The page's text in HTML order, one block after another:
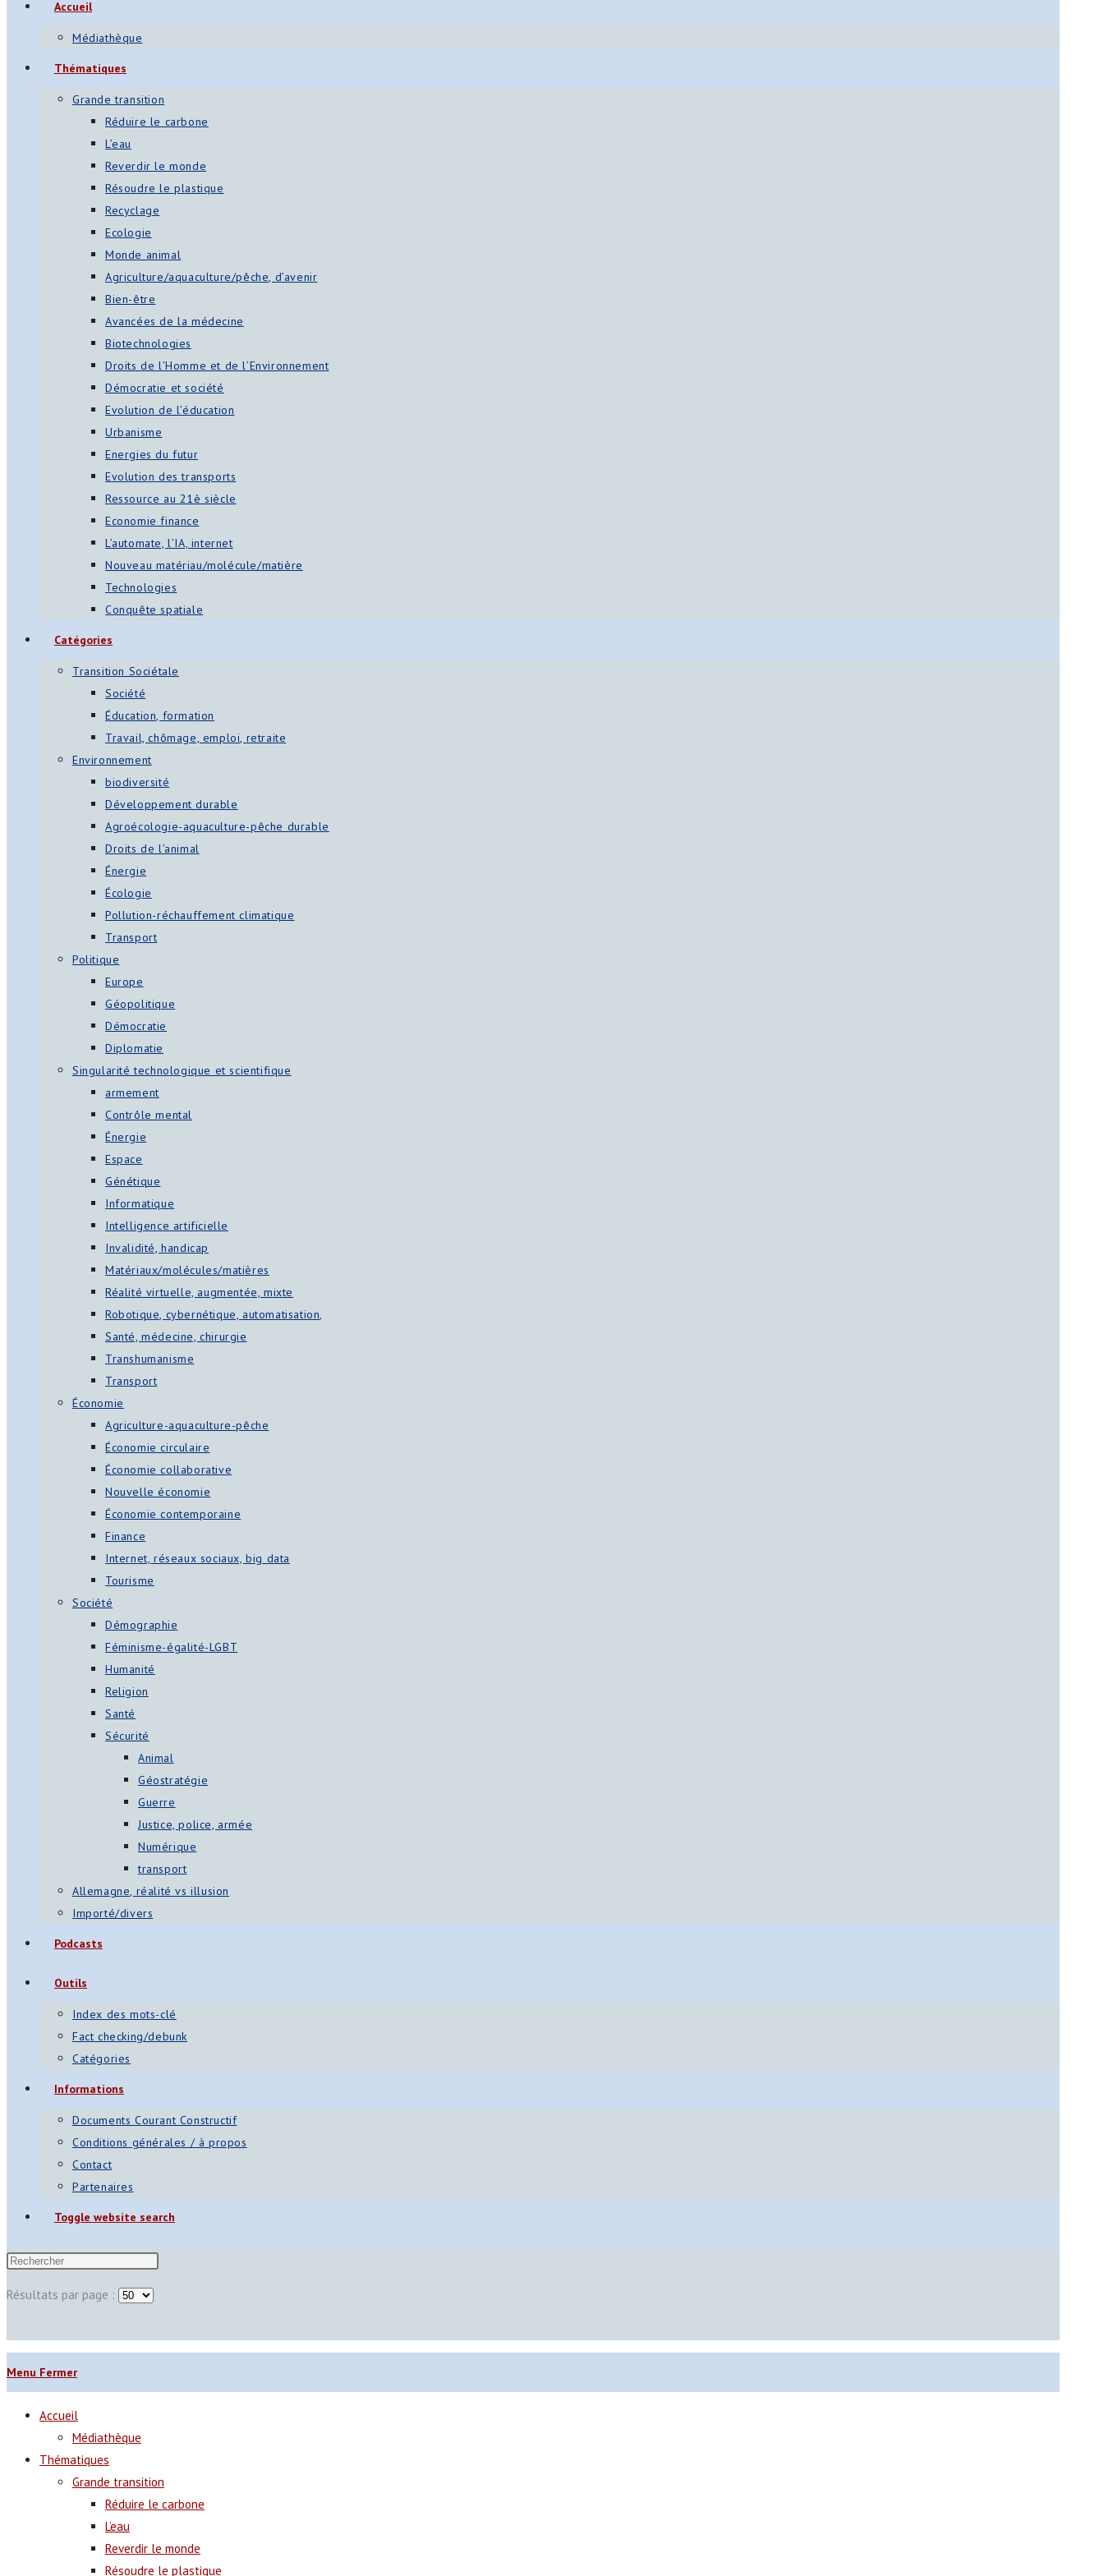
Accueil
Médiathèque
Thématiques
Grande transition
Réduire le carbone
L’eau
Reverdir le monde
Résoudre le plastique
Recyclage
Ecologie
Monde animal
Agriculture/aquaculture/pêche, d’avenir
Bien-être
Avancées de la médecine
Biotechnologies
Droits de l’Homme et de l’Environnement
Démocratie et société
Evolution de l’éducation
Urbanisme
Energies du futur
Evolution des transports
Ressource au 21è siècle
Economie finance
L’automate, l’IA, internet
Nouveau matériau/molécule/matière
Technologies
Conquête spatiale
Catégories
Transition Sociétale
Société
Éducation, formation
Travail, chômage, emploi, retraite
Environnement
biodiversité
Développement durable
Agroécologie-aquaculture-pêche durable
Droits de l’animal
Énergie
Écologie
Pollution-réchauffement climatique
Transport
Politique
Europe
Géopolitique
Démocratie
Diplomatie
Singularité technologique et scientifique
armement
Contrôle mental
Énergie
Espace
Génétique
Informatique
Intelligence artificielle
Invalidité, handicap
Matériaux/molécules/matières
Réalité virtuelle, augmentée, mixte
Robotique, cybernétique, automatisation,
Santé, médecine, chirurgie
Transhumanisme
Transport
Économie
Agriculture-aquaculture-pêche
Économie circulaire
Économie collaborative
Nouvelle économie
Économie contemporaine
Finance
Internet, réseaux sociaux, big data
Tourisme
Société
Démographie
Féminisme-égalité-LGBT
Humanité
Religion
Santé
Sécurité
Animal
Géostratégie
Guerre
Justice, police, armée
Numérique
transport
Allemagne, réalité vs illusion
Importé/divers
Podcasts
Outils
Index des mots-clé
Fact checking/debunk
Catégories
Informations
Documents Courant Constructif
Conditions générales / à propos
Contact
Partenaires
Toggle website search
Résultats par page :
Menu Fermer
Accueil
Médiathèque
Thématiques
Grande transition
Réduire le carbone
L’eau
Reverdir le monde
Résoudre le plastique